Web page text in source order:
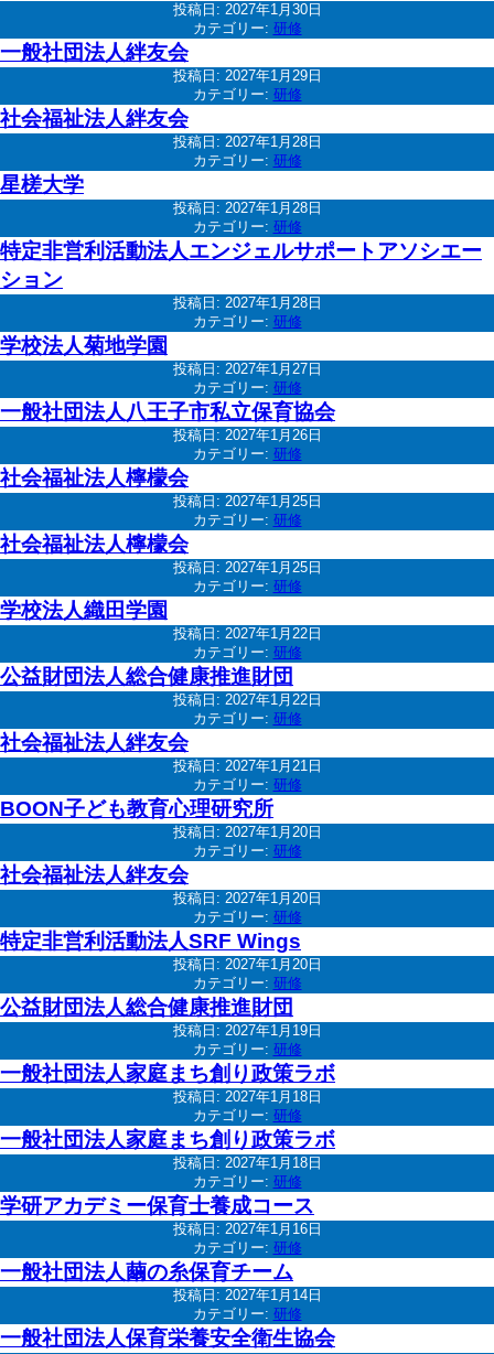
投稿日: 2027年1月30日
カテゴリー: 研修
一般社団法人絆友会
投稿日: 2027年1月29日
カテゴリー: 研修
社会福祉法人絆友会
投稿日: 2027年1月28日
カテゴリー: 研修
星槎大学
投稿日: 2027年1月28日
カテゴリー: 研修
特定非営利活動法人エンジェルサポートアソシエー
ション
投稿日: 2027年1月28日
カテゴリー: 研修
学校法人菊地学園
投稿日: 2027年1月27日
カテゴリー: 研修
一般社団法人八王子市私立保育協会
投稿日: 2027年1月26日
カテゴリー: 研修
社会福祉法人檸檬会
投稿日: 2027年1月25日
カテゴリー: 研修
社会福祉法人檸檬会
投稿日: 2027年1月25日
カテゴリー: 研修
学校法人織田学園
投稿日: 2027年1月22日
カテゴリー: 研修
公益財団法人総合健康推進財団
投稿日: 2027年1月22日
カテゴリー: 研修
社会福祉法人絆友会
投稿日: 2027年1月21日
カテゴリー: 研修
BOON子ども教育心理研究所
投稿日: 2027年1月20日
カテゴリー: 研修
社会福祉法人絆友会
投稿日: 2027年1月20日
カテゴリー: 研修
特定非営利活動法人SRF Wings
投稿日: 2027年1月20日
カテゴリー: 研修
公益財団法人総合健康推進財団
投稿日: 2027年1月19日
カテゴリー: 研修
一般社団法人家庭まち創り政策ラボ
投稿日: 2027年1月18日
カテゴリー: 研修
一般社団法人家庭まち創り政策ラボ
投稿日: 2027年1月18日
カテゴリー: 研修
学研アカデミー保育士養成コース
投稿日: 2027年1月16日
カテゴリー: 研修
一般社団法人繭の糸保育チーム
投稿日: 2027年1月14日
カテゴリー: 研修
一般社団法人保育栄養安全衛生協会